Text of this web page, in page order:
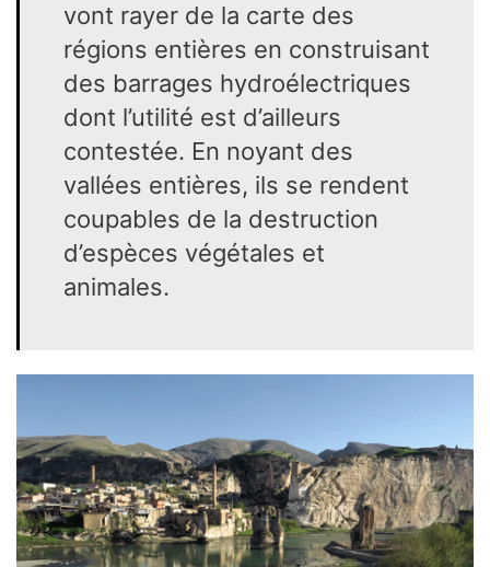
vont rayer de la carte des
régions entières en construisant
des barrages hydroélectriques
dont l’utilité est d’ailleurs
contestée. En noyant des
vallées entières, ils se rendent
coupables de la destruction
d’espèces végétales et
animales.